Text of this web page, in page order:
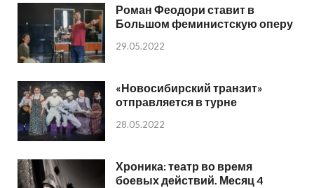
Роман Феодори ставит в
Большом феминистскую оперу
29.05.2022
«Новосибирский транзит»
отправляется в турне
28.05.2022
Хроника: театр во время
боевых действий. Месяц 4